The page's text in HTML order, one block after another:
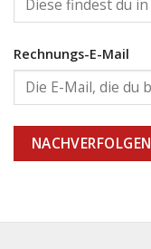
Rechnungs-E-Mail
NACHVERFOLGEN